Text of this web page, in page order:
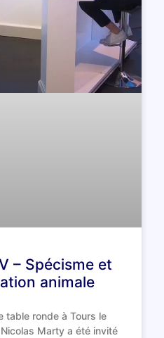
– Spécisme et
animale
table ronde à Tours le
Marty a été invité